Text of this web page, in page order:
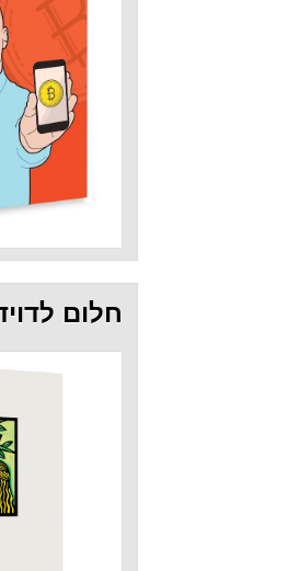
חלום לדויד